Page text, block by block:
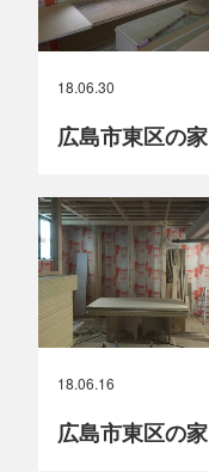
18.06.30
広島市東区の家
18.06.16
広島市東区の家